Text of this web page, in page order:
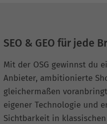
SEO & GEO für jede
Mit der OSG gewinnst du
Anbieter, ambitionierte
gleichermaßen
eigener Technologie und
Sichtbarkeit in